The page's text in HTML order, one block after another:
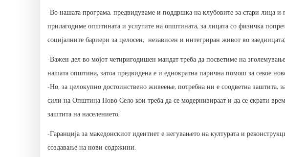
-Во нашата програма, предвидуваме и поддршка на клубовите за стари лица и
прилагодиме општината и услугите на општината, за лицата со физичка
социјалните бариери за целосен, независен и интегриран живот во заедницата;
-Важен дел во мојот четиригодишен мандат треба да посветиме на
нашата општина, затоа предвидена е и еднократна парична помош за секое
-Но, за целокупно достоинствено живеење, потребна ни е соодветна заштита,
сили на Општина Ново Село кои треба да се модернизираат и да се скрати
заштита на населението;
-Гаранција за македонскиот идентиет е негувањето на културата и
создавање на нови содржини.